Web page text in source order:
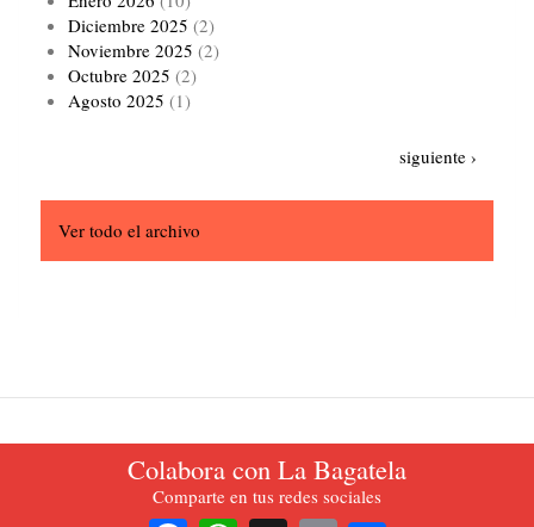
Colabora con La Bagatela
Comparte en tus redes sociales
Diciembre 2025 (2)
Noviembre 2025 (2)
Octubre 2025 (2)
Agosto 2025 (1)
Siguiente
siguiente ›
Ver todo el archivo
La Bagatela. Periódico oficial del Partido del Trabajo de Colombia.